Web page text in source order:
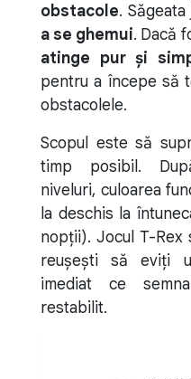
obstacole.
a se ghemui. Dacă
atinge pur și
pentru a începe să
obstacolele.
Scopul este să
timp posibil.
niveluri, culoarea
la deschis la
nopții). Jocul T-Rex
reușești să eviți
imediat ce
restabilit.